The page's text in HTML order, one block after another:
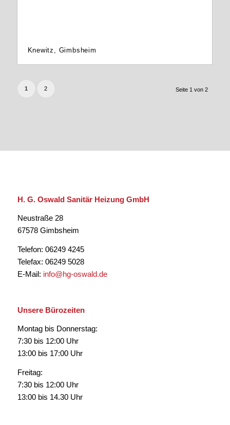
Knewitz, Gimbsheim
Seite 1 von 2
1 2
H. G. Oswald Sanitär Heizung GmbH
Neustraße 28
67578 Gimbsheim
Telefon: 06249 4245
Telefax: 06249 5028
E-Mail: info@hg-oswald.de
Unsere Bürozeiten
Montag bis Donnerstag:
7:30 bis 12:00 Uhr
13:00 bis 17:00 Uhr
Freitag:
7:30 bis 12:00 Uhr
13:00 bis 14.30 Uhr